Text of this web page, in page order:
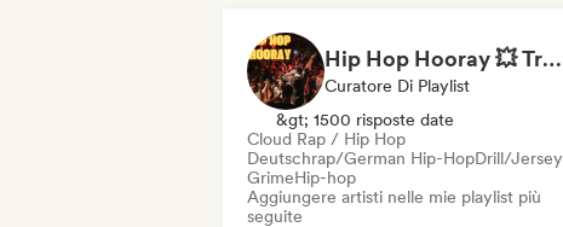
Hip Hop Hooray 💥 Trap, Hype & Party Rap Bangers
Curatore Di Playlist
&gt; 1500 risposte date
Cloud Rap / Hip Hop
Deutschrap/German Hip-HopDrill/Jersey
GrimeHip-hop
Aggiungere artisti nelle mie playlist più
seguite